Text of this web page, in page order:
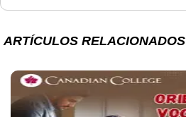
ARTÍCULOS RELACIONADOS